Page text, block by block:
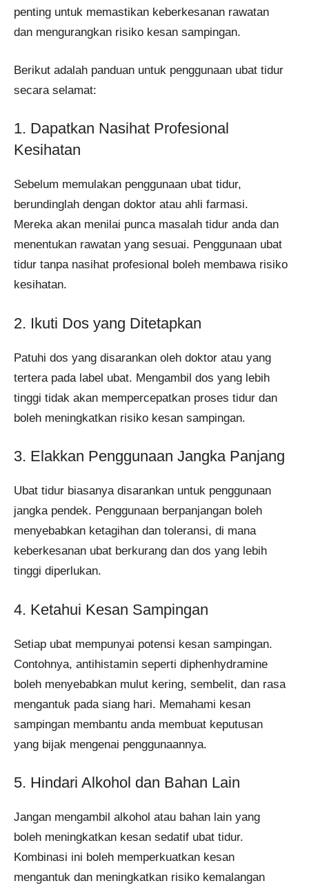
penting untuk memastikan keberkesanan rawatan
dan mengurangkan risiko kesan sampingan.
Berikut adalah panduan untuk penggunaan ubat tidur
secara selamat:
1. Dapatkan Nasihat Profesional
Kesihatan
Sebelum memulakan penggunaan ubat tidur,
berundinglah dengan doktor atau ahli farmasi.
Mereka akan menilai punca masalah tidur anda dan
menentukan rawatan yang sesuai. Penggunaan ubat
tidur tanpa nasihat profesional boleh membawa risiko
kesihatan.
2. Ikuti Dos yang Ditetapkan
Patuhi dos yang disarankan oleh doktor atau yang
tertera pada label ubat. Mengambil dos yang lebih
tinggi tidak akan mempercepatkan proses tidur dan
boleh meningkatkan risiko kesan sampingan.
3. Elakkan Penggunaan Jangka Panjang
Ubat tidur biasanya disarankan untuk penggunaan
jangka pendek. Penggunaan berpanjangan boleh
menyebabkan ketagihan dan toleransi, di mana
keberkesanan ubat berkurang dan dos yang lebih
tinggi diperlukan.
4. Ketahui Kesan Sampingan
Setiap ubat mempunyai potensi kesan sampingan.
Contohnya, antihistamin seperti diphenhydramine
boleh menyebabkan mulut kering, sembelit, dan rasa
mengantuk pada siang hari. Memahami kesan
sampingan membantu anda membuat keputusan
yang bijak mengenai penggunaannya.
5. Hindari Alkohol dan Bahan Lain
Jangan mengambil alkohol atau bahan lain yang
boleh meningkatkan kesan sedatif ubat tidur.
Kombinasi ini boleh memperkuatkan kesan
mengantuk dan meningkatkan risiko kemalangan